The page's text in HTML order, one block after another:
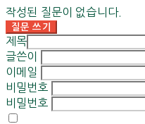
작성된 질문이 없습니다.
질문 쓰기
제목
글쓴이
이메일
비밀번호
비밀번호